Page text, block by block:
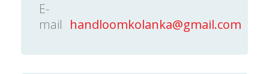
E-
mail handloomkolanka@gmail.com